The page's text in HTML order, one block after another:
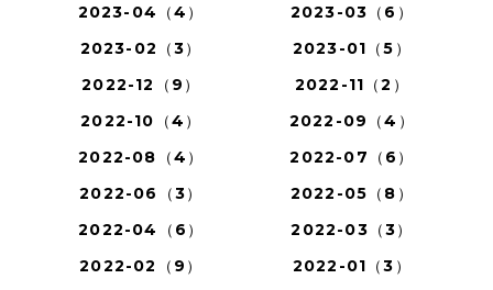
2023-04（4）
2023-03（6）
2023-02（3）
2023-01（5）
2022-12（9）
2022-11（2）
2022-10（4）
2022-09（4）
2022-08（4）
2022-07（6）
2022-06（3）
2022-05（8）
2022-04（6）
2022-03（3）
2022-02（9）
2022-01（3）